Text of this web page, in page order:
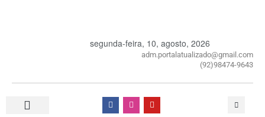
segunda-feira, 10, agosto, 2026
adm.portalatualizado@gmail.com
(92)98474-9643